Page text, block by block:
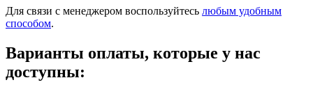
Для связи с менеджером воспользуйтесь любым удобным
способом.
Варианты оплаты, которые у нас
доступны: